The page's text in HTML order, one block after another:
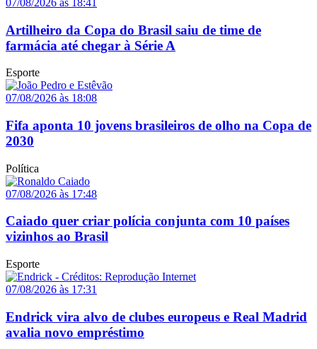
Artilheiro da Copa do Brasil saiu de time de
farmácia até chegar à Série A
Esporte
07/08/2026 às 18:08
Fifa aponta 10 jovens brasileiros de olho na Copa de
2030
Política
07/08/2026 às 17:48
Caiado quer criar polícia conjunta com 10 países
vizinhos ao Brasil
Esporte
07/08/2026 às 17:31
Endrick vira alvo de clubes europeus e Real Madrid
avalia novo empréstimo